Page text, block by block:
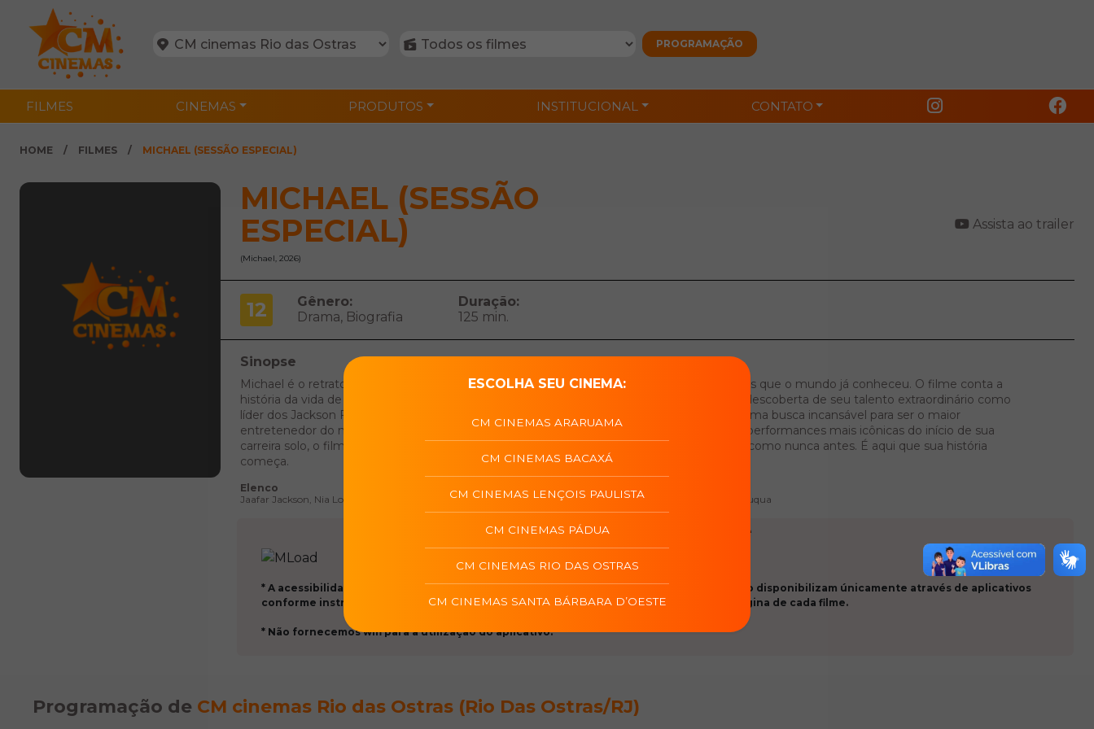
FILMES CINEMAS PRODUTOS INSTITUCIONAL CONTATO
HOME FILMES MICHAEL (SESSÃO ESPECIAL)
MICHAEL (SESSÃO
ESPECIAL)
(Michael, 2026)
Assista ao trailer
12
Gênero:
Drama, Biografia
Duração:
125 min.
Sinopse
Michael é o retrato cinematográfico da vida e do legado de um dos artistas mais influentes que o mundo já conheceu. O filme conta a
história da vida de Michael Jackson além da música, acompanhando sua jornada desde a descoberta de seu talento extraordinário como
líder dos Jackson Five, até se tornar o artista visionário cuja ambição criativa impulsionou uma busca incansável para ser o maior
entretenedor do mundo. Destacando tanto sua vida fora dos palcos quanto algumas das performances mais icônicas do início de sua
carreira solo, o filme oferece ao público um lugar na primeira fila para ver Michael Jackson como nunca antes. É aqui que sua história
começa.
Elenco
Jaafar Jackson, Nia Long, Laura Harrie, Miles Teller, Colman Domingo
John Logan
Antoine Fuqua
Apps de acessibilidade
* A acessibilidade dos filmes em cartaz são de exclusivo critério dos distribuidores, que o disponibilizam únicamente através de aplicativos
conforme instrução normativa da Ancine, Nosso site indica qual o app necessário na página de cada filme.
* Não fornecemos wifi para a utilização do aplicativo.
Programação de CM cinemas Rio das Ostras (Rio Das Ostras/RJ)
ESCOLHA SEU CINEMA:
CM CINEMAS ARARUAMA
CM CINEMAS BACAXÁ
CM CINEMAS LENÇOIS PAULISTA
CM CINEMAS PÁDUA
CM CINEMAS RIO DAS OSTRAS
CM CINEMAS SANTA BÁRBARA D’OESTE